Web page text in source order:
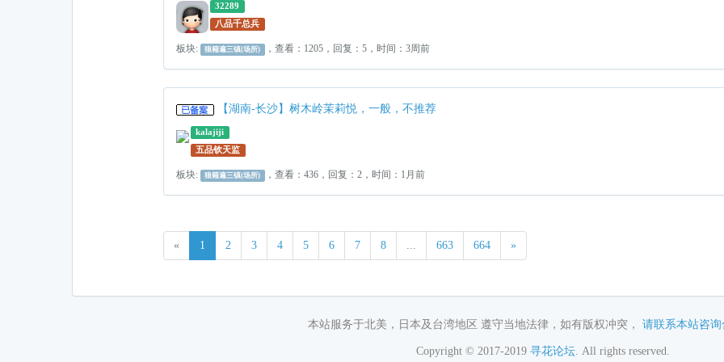
32289
八品千总兵
板块: 狼籍遍三镇(场所) ，查看：1205，回复：5，时间：3周前
【湖南-长沙】树木岭茉莉悦，一般，不推荐
kalajiji
五品钦天监
板块: 狼籍遍三镇(场所) ，查看：436，回复：2，时间：1月前
« 1 2 3 4 5 6 7 8 ... 663 664 »
本站服务于北美，日本及台湾地区 遵守当地法律，如有版权冲突， 请联系本站咨询
Copyright © 2017-2019 寻花论坛. All rights reserved.